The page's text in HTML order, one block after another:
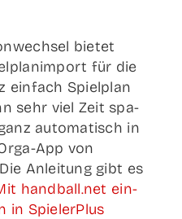
bie­tet
für die
ein­fach Spiel­plan
sehr viel Zeit spa­
auto­ma­tisch in
App von
Anlei­tung gibt es
handball.net ein­
in Spie­ler­Plus